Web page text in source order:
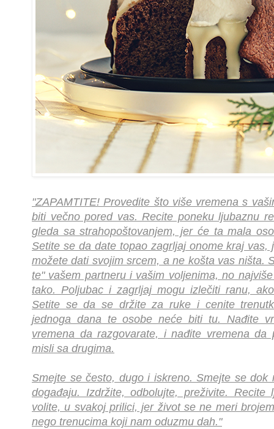
"ZAPAMTITE! Provedite što više vremena s
biti večno pored vas. Recite poneku ljubaznu
gleda sa strahopoštovanjem, jer će ta mala
Setite se da date topao zagrljaj onome kraj vas,
možete dati svojim srcem, a ne košta vas ništa.
te" vašem partneru i vašim voljenima, no
tako. Poljubac i zagrljaj mogu izlečiti ranu,
Setite se da se držite za ruke i cenite
jednoga dana te osobe neće biti tu. Nađite
vremena da razgovarate, i nađite vremena da
misli sa drugima.
Smejte se često, dugo i iskreno. Smejte se dok
događaju. Izdržite, odbolujte, preživite.
volite, u svakoj prilici, jer život se ne meri
nego trenucima koji nam oduzmu dah."